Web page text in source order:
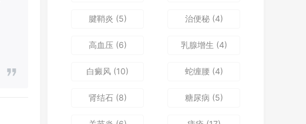
腱鞘炎 (5) 治便秘(4)
高血压(6) 乳腺增生 (4)
白癜风 (10) 蛇缠腰(4)
肾结石(8) 糖尿病 (5)